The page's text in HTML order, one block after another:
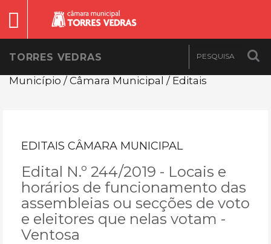
TORRES VEDRAS
Município / Câmara Municipal / Editais
EDITAIS CÂMARA MUNICIPAL
Edital N.º 244/2019 - Locais e
horários de funcionamento das
assembleias ou secções de voto
e eleitores que nelas votam -
Ventosa